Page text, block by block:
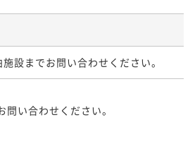
設までお問い合わせください。
い合わせください。